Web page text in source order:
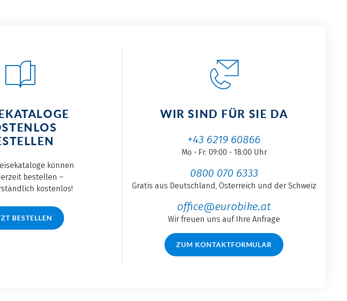
können
bestellen –
kostenlos!
BESTELLEN
WIR SIND FÜR SIE DA
+43 6219 60866
Mo - Fr: 09:00 - 18:00 Uhr
0800 070 6333
Gratis aus Deutschland, Österreich und der Schweiz
office@eurobike.at
Wir freuen uns auf Ihre Anfrage
ZUM KONTAKTFORMULAR